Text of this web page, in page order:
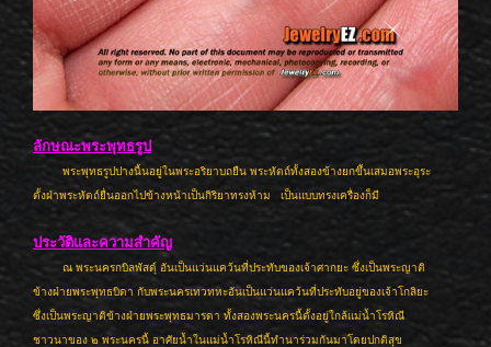
ลักษณะพระพุทธรูป
พระพุทธรูปปางนี้นอยู่ในพระอริยาบถยืน พระหัตถ์ทั้งสองข้างยกขึ้นเสมอพระอุระ
ตั้งฝ่าพระหัตถ์ยื่นออกไปข้างหน้าเป็นกิริยาทรงห้าม เป็นแบบทรงเครื่องก็มี
ประวัติและความสำคัญ
ณ พระนครกบิลพัสดุ์ อันเป็นแว่นแคว้นที่ประทับของเจ้าศากยะ ซึ่งเป็นพระญาติ
ข้างฝ่ายพระพุทธบิดา กับพระนครเทวทหะอันเป็นแว่นแคว้นที่ประทับอยู่ของเจ้าโกลิยะ
ซึ่งเป็นพระญาติข้างฝ่ายพระพุทธมารดา ทั้งสองพระนครนี้ตั้งอยู่ใกล้แม่น้ำโรหิณี
ชาวนาของ ๒ พระนครนี้ อาศัยน้ำในแม่น้ำโรหิณีนี้ทำนาร่วมกันมาโดยปกติสุข